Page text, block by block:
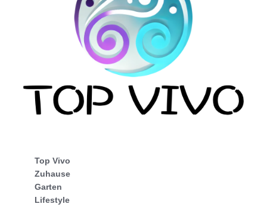
Top Vivo
Zuhause
Garten
Lifestyle